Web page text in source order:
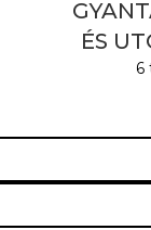
ÉS
6